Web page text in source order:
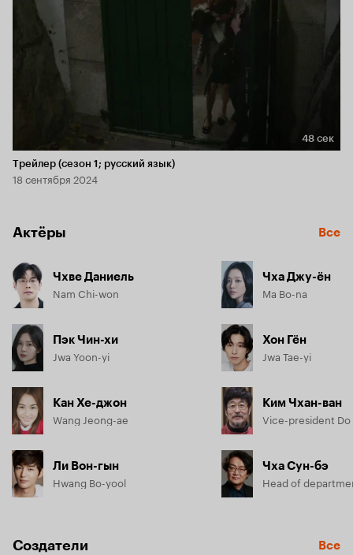
Длительность 48 сек
48 сек
Трейлер (сезон 1; русский язык)
18 сентября 2024
Актёры Все
Чхве Даниель
Nam Chi-won
Пэк Чин-хи
Jwa Yoon-yi
Кан Хе-джон
Wang Jeong-ae
Ли Вон-гын
Hwang Bo-yool
Чха Джу-ён
Ma Bo-na
Хон Гён
Jwa Tae-yi
Ким Чхан-ван
Vice-president Do
Чха Сун-бэ
Создатели Все